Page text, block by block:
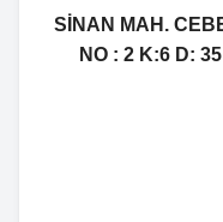
SİNAN MAH.
NO : 2 K:6 D: